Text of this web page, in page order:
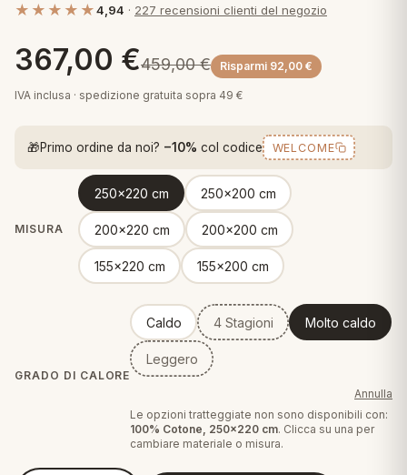
arredo
per cuscini
Step
in fibra
in piuma d'oca
in piuma
Tappeti Cartoons
Trapuntini Cartoons
★★★★★4,94 · 227 recensioni clienti del negozio
367,00 €459,00€ Risparmi 92,00 €
IVA inclusa · spedizione gratuita sopra 49 €
🎁Primo ordine da noi? −10% col codice WELCOME
MISURA
250x220 cm 250x200 cm
200x220 cm 200x200 cm
155x220 cm 155x200 cm
GRADO DI CALORE
Caldo 4 Stagioni Molto caldo
Leggero
Annulla
Le opzioni tratteggiate non sono disponibili con:
100% Cotone, 250x220 cm. Clicca su una per
cambiare materiale o misura.